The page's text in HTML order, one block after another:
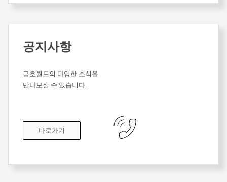
공지사항
금호월드의 다양한 소식을
만나보실 수 있습니다.
바로가기